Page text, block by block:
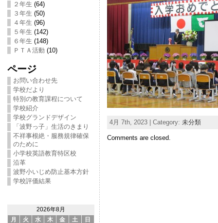
２年生 (64)
３年生 (50)
４年生 (96)
５年生 (142)
６年生 (148)
ＰＴＡ活動 (10)
ページ
お問い合わせ先
学校だより
特別の教育課程について
学校紹介
学校グランドデザイン
「波野っ子」生活のきまり
不祥事根絶・服務規律確保
のために
小学校英語教育特区校
沿革
波野小いじめ防止基本方針
学校評価結果
2026年8月
月
火 水 木 金 土 日
4月 7th, 2023 | Category: 未分類
Comments are closed.